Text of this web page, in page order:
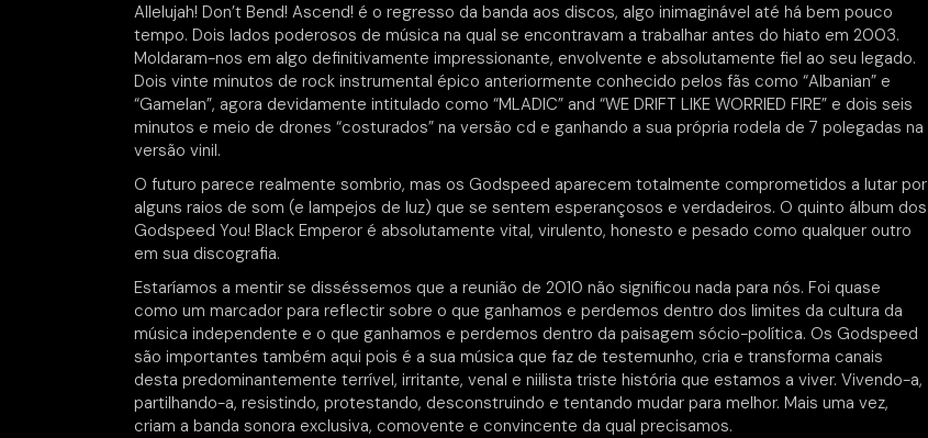
Allelujah! Don’t Bend! Ascend! é o regresso da banda aos discos, algo inimaginável até há bem pouco
tempo. Dois lados poderosos de música na qual se encontravam a trabalhar antes do hiato em 2003.
Moldaram-nos em algo definitivamente impressionante, envolvente e absolutamente fiel ao seu legado.
Dois vinte minutos de rock instrumental épico anteriormente conhecido pelos fãs como “Albanian” e
“Gamelan”, agora devidamente intitulado como “MLADIC” and “WE DRIFT LIKE WORRIED FIRE” e dois seis
minutos e meio de drones “costurados” na versão cd e ganhando a sua própria rodela de 7 polegadas na
versão vinil.
O futuro parece realmente sombrio, mas os Godspeed aparecem totalmente comprometidos a lutar por
alguns raios de som (e lampejos de luz) que se sentem esperançosos e verdadeiros. O quinto álbum dos
Godspeed You! Black Emperor é absolutamente vital, virulento, honesto e pesado como qualquer outro
em sua discografia.
Estaríamos a mentir se disséssemos que a reunião de 2010 não significou nada para nós. Foi quase
como um marcador para reflectir sobre o que ganhamos e perdemos dentro dos limites da cultura da
música independente e o que ganhamos e perdemos dentro da paisagem sócio-política. Os Godspeed
são importantes também aqui pois é a sua música que faz de testemunho, cria e transforma canais
desta predominantemente terrível, irritante, venal e niilista triste história que estamos a viver. Vivendo-a,
partilhando-a, resistindo, protestando, desconstruindo e tentando mudar para melhor. Mais uma vez,
criam a banda sonora exclusiva, comovente e convincente da qual precisamos.